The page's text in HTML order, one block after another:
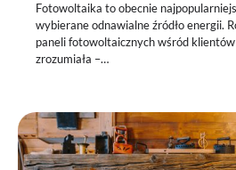
Fotowoltaika to obecnie
wybierane odnawialne źródło energii.
paneli fotowoltaicznych wśród
zrozumiała –…